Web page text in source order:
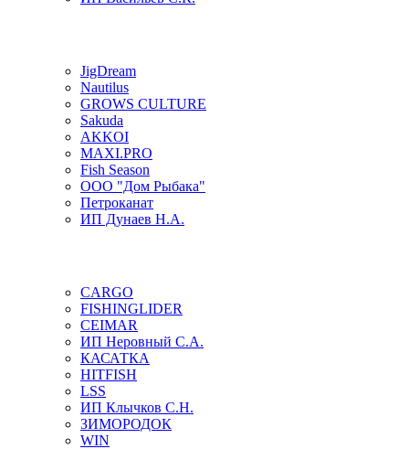
JigDream
Nautilus
GROWS CULTURE
Sakuda
AKKOI
MAXI.PRO
Fish Season
ООО "Дом Рыбака"
Петроканат
ИП Дунаев Н.А.
CARGO
FISHINGLIDER
CEIMAR
ИП Неровный С.А.
КАСАТКА
HITFISH
LSS
ИП Клычков С.Н.
ЗИМОРОДОК
WIN